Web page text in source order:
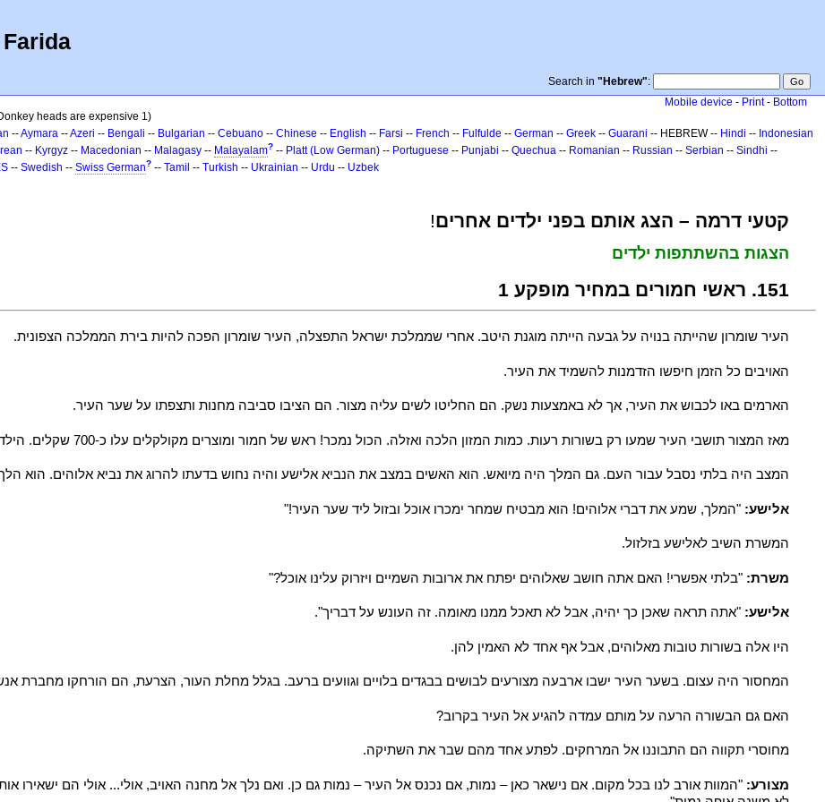
Search in "Hebrew":
Mobile device - Print- Bottom
heads are expensive 1)
--Aymara --Azeri -- Bengali -- Bulgarian -- Cebuano -- Chinese -- English -- Farsi -- French -- Fulfulde -- German -- Greek -- Guarani -- HEBREW -- Hindi -- Indonesian
-- Kyrgyz -- Macedonian -- Malagasy -- Malayalam? -- Platt (Low German) -- Portuguese -- Punjabi -- Quechua -- Romanian -- Russian -- Serbian -- Sindhi --
-- Swedish -- Swiss German? -- Tamil -- Turkish -- Ukrainian -- Urdu -- Uzbek
!קטעי דרמה – הצג אותם בפני ילדים אחרים
הצגות בהשתתפות ילדים
151. ראשי חמורים במחיר מופקע 1
העיר שומרון שהייתה בנויה על גבעה הייתה מוגנת היטב. אחרי שממלכת ישראל התפצלה, העיר שומרון הפכה להיות בירת הממלכה הצפונית.
האויבים כל הזמן חיפשו הזדמנות להשמיד את העיר.
הארמים באו לכבוש את העיר, אך לא באמצעות נשק. הם החליטו לשים עליה מצור. הם הציבו סביבה מחנות ותצפתו על שער העיר.
מאז המצור תושבי העיר שמעו רק בשורות רעות. כמות המזון הלכה ואזלה. הכול נמכר! ראש של חמור ומוצרים מקולקלים עלו כ-007 שקלים.
המצב היה בלתי נסבל עבור העם. גם המלך היה מיואש. הוא האשים במצב את הנביא אלישע והיה נחוש בדעתו להרוג את נביא אלוהים. הוא הלך
אלישע: "המלך, שמע את דברי אלוהים! הוא מבטיח שמחר ימכרו אוכל ובזול ליד שער העיר!"
המשרת השיב לאלישע בזלזול.
משרת: "בלתי אפשרי! האם אתה חושב שאלוהים יפתח את ארובות השמיים ויזרוק עלינו אוכל?"
אלישע: "אתה תראה שאכן כך יהיה, אבל לא תאכל ממנו מאומה. זה העונש על דבריך".
היו אלה בשורות טובות מאלוהים, אבל אף אחד לא האמין להן.
המחסור היה עצום. בשער העיר ישבו ארבעה מצורעים לבושים בבגדים בלויים וגוועים ברעב. בגלל מחלת העור, הצרעת, הם הורחקו מחברת
האם גם הבשורה הרעה על מותם עמדה להגיע אל העיר בקרוב?
מחוסרי תקווה הם התבוננו אל המרחקים. לפתע אחד מהם שבר את השתיקה.
מצורע: "המוות אורב לנו בכל מקום. אם נישאר כאן – נמות, אם נכנס אל העיר – נמות גם כן. ואם נלך אל מחנה האויב, אולי... אולי הם ישאירו